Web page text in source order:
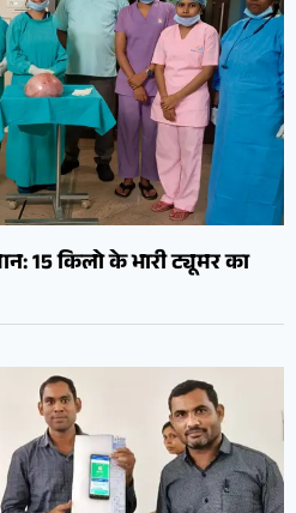
15 किलो के भारी ट्यूमर का